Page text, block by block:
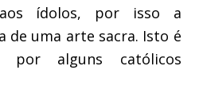
ídolos, por isso a
de uma arte sacra. Isto é
por alguns católicos